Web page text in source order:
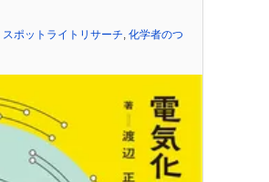
スポットライトリサーチ 化学者のつ